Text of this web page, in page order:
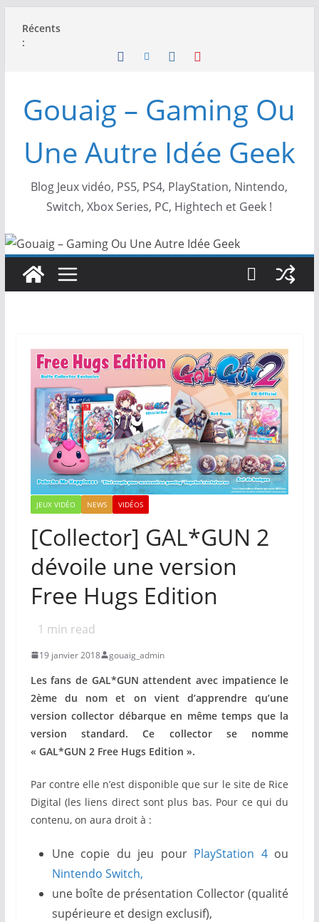
Récents
:
Gouaig – Gaming Ou
Une Autre Idée Geek
Blog Jeux vidéo, PS5, PS4, PlayStation, Nintendo,
Switch, Xbox Series, PC, Hightech et Geek !
JEUX VIDÉO NEWS VIDÉOS
[Collector] GAL*GUN 2
dévoile une version
Free Hugs Edition
1 min read
19 janvier 2018 gouaig_admin
Les fans de GAL*GUN attendent avec impatience le
2ème du nom et on vient d’apprendre qu’une
version collector débarque en même temps que la
version standard. Ce collector se nomme
« GAL*GUN 2 Free Hugs Edition ».
Par contre elle n’est disponible que sur le site de Rice
Digital (les liens direct sont plus bas. Pour ce qui du
contenu, on aura droit à :
Une copie du jeu pourPlayStation 4ou
Nintendo Switch,
une boîte de présentation Collector (qualité
supérieure et design exclusif),